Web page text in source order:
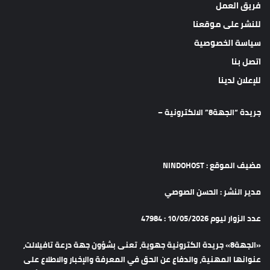
فريق العمل
للنشر على موقعنا
سياسة الخصوصية
اتصل بنا
للإعلان لدينا
جريدة “الجهة8” الالكترونية –
مضيف الموقع : NINDOHOST
مدير النشر : الحسن الصوصي
عدد الزوار ليوم 10/05/2026 : 47984
«الجهة8» جريدة الكترونية جهوية، تعنى بشؤون جهة درعة تافيلالت،
عنوانها المهنية، والدفاع عن الحق في المعرفة والإخبار والاطلاع على